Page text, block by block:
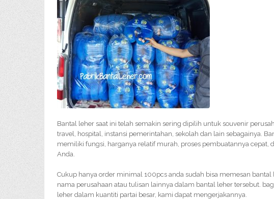
Bantal leher saat ini telah semakin sering dipilih untuk souvenir
travel, hospital, instansi pemerintahan, sekolah dan lain sebagainya.
memiliki fungsi, harganya relatif murah, proses pembuatannya cepat,
Anda.
Cukup hanya order minimal 100pcs anda sudah bisa memesan
nama perusahaan atau tulisan lainnya dalam bantal leher tersebut.
leher dalam kuantiti partai besar, kami dapat mengerjakannya.